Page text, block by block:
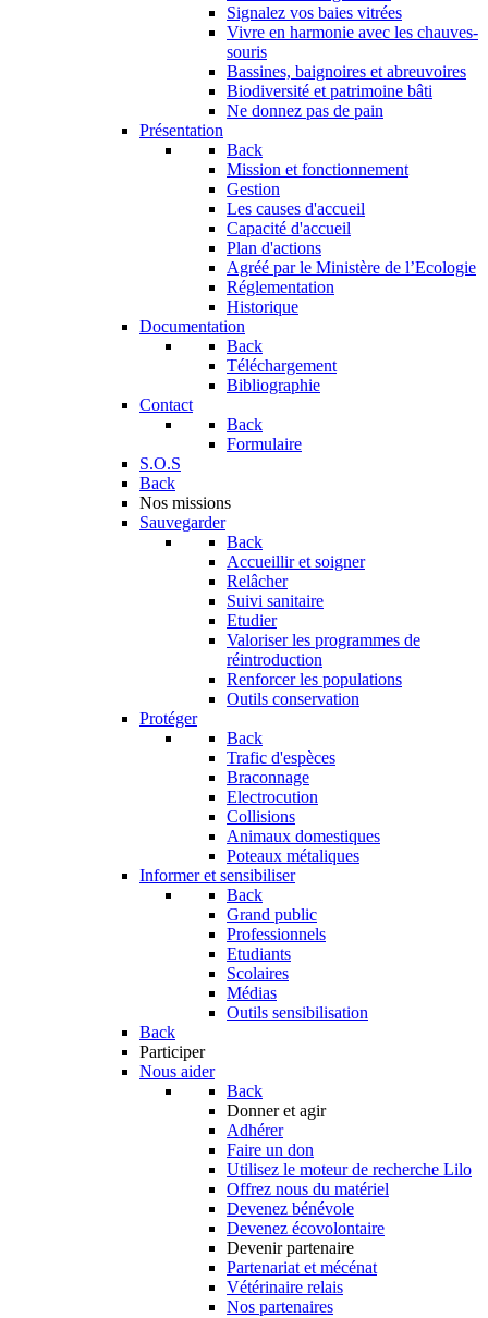
Signalez vos baies vitrées
Vivre en harmonie avec les chauves-
souris
Bassines, baignoires et abreuvoires
Biodiversité et patrimoine bâti
Ne donnez pas de pain
Présentation
Back
Mission et fonctionnement
Gestion
Les causes d'accueil
Capacité d'accueil
Plan d'actions
Agréé par le Ministère de l’Ecologie
Réglementation
Historique
Documentation
Back
Téléchargement
Bibliographie
Contact
Back
Formulaire
S.O.S
Back
Nos missions
Sauvegarder
Back
Accueillir et soigner
Relâcher
Suivi sanitaire
Etudier
Valoriser les programmes de
réintroduction
Renforcer les populations
Outils conservation
Protéger
Back
Trafic d'espèces
Braconnage
Electrocution
Collisions
Animaux domestiques
Poteaux métaliques
Informer et sensibiliser
Back
Grand public
Professionnels
Etudiants
Scolaires
Médias
Outils sensibilisation
Back
Participer
Nous aider
Back
Donner et agir
Adhérer
Faire un don
Utilisez le moteur de recherche Lilo
Offrez nous du matériel
Devenez bénévole
Devenez écovolontaire
Devenir partenaire
Partenariat et mécénat
Vétérinaire relais
Nos partenaires